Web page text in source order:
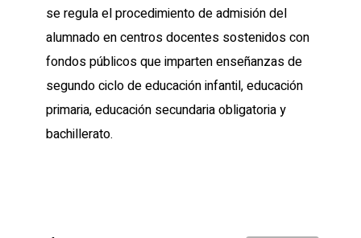
se regula el procedimiento de admisión del
alumnado en centros docentes sostenidos con
fondos públicos que imparten enseñanzas de
segundo ciclo de educación infantil, educación
primaria, educación secundaria obligatoria y
bachillerato.